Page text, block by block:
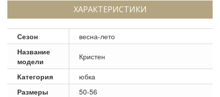
ХАРАКТЕРИСТИКИ
Сезон
весна-лето
Название
модели
Кристен
Категория
юбка
Размеры
50-56